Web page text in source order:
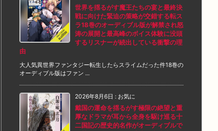
世界を揺るがす魔王たちの宴と最終決
戦に向けた緊迫の策略が交錯する転ス
ラ18巻のオーディブル版が解禁され怒
涛の展開と最高峰のボイス体験に没頭
するリスナーが続出している衝撃の理
由
大人気異世界ファンタジー転生したらスライムだった件18巻の
オーディブル版はファン ...
2026年8月6日 : お気に
戴国の運命を揺るがす極限の絶望と重
厚なドラマが耳から全身を駆け巡る十
二国記の歴史的名作がオーディブルで